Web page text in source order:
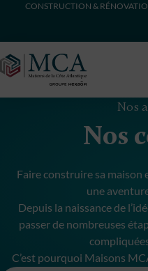
CONSTRUCTION &
Nos
Nos
Faire construire sa maison
une
Depuis la naissance de
passer de nombreuses
C’est pourquoi Maisons